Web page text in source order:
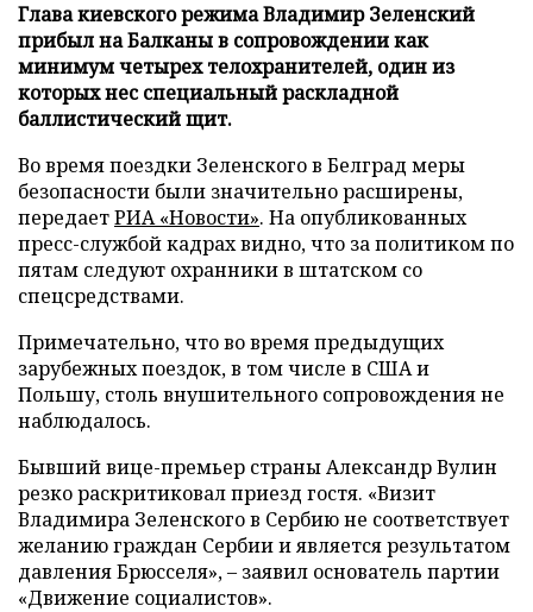
Глава киевского режима Владимир Зеленский
прибыл на Балканы в сопровождении как
минимум четырех телохранителей, один из
которых нес специальный раскладной
баллистический щит.
Во время поездки Зеленского в Белград меры
безопасности были значительно расширены,
передаетРИА «Новости». На опубликованных
пресс-службой кадрах видно, что за политиком по
пятам следуют охранники в штатском со
спецсредствами.
Примечательно, что во время предыдущих
зарубежных поездок, в том числе в США и
Польшу, столь внушительного сопровождения не
наблюдалось.
Бывший вице-премьер страны Александр Вулин
резко раскритиковал приезд гостя. «Визит
Владимира Зеленского в Сербию не соответствует
желанию граждан Сербии и является результатом
давления Брюсселя», – заявил основатель партии
«Движение социалистов».